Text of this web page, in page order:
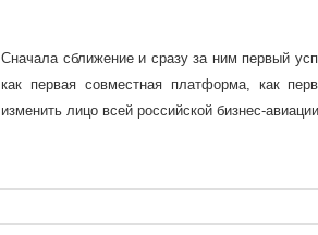
Сначала сближение и сразу за ним первый
как первая совместная платформа, как
изменить лицо всей российской бизнес-авиации